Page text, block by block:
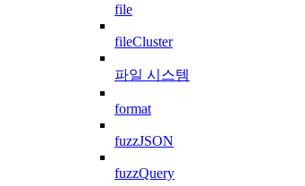
file
fileCluster
파일 시스템
format
fuzzJSON
fuzzQuery